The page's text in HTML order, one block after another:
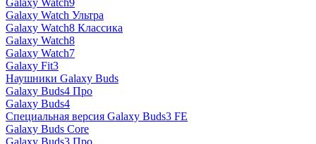
Galaxy Watch9
Galaxy Watch Ультра
Galaxy Watch8 Классика
Galaxy Watch8
Galaxy Watch7
Galaxy Fit3
Наушники Galaxy Buds
Galaxy Buds4 Про
Galaxy Buds4
Специальная версия Galaxy Buds3 FE
Galaxy Buds Core
Galaxy Buds3 Про